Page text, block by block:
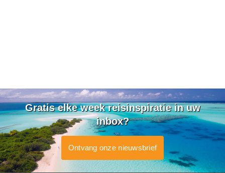
Gratis elke week reisinspiratie in uw
inbox?
Ontvang onze nieuwsbrief